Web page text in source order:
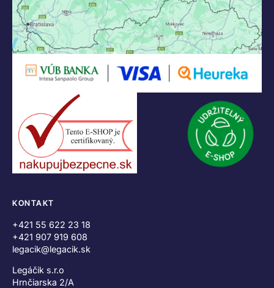
KONTAKT
+421 55 622 23 18
+421 907 919 608
legacik@legacik.sk
Legáčik s.r.o
Hrnčiarska 2/A